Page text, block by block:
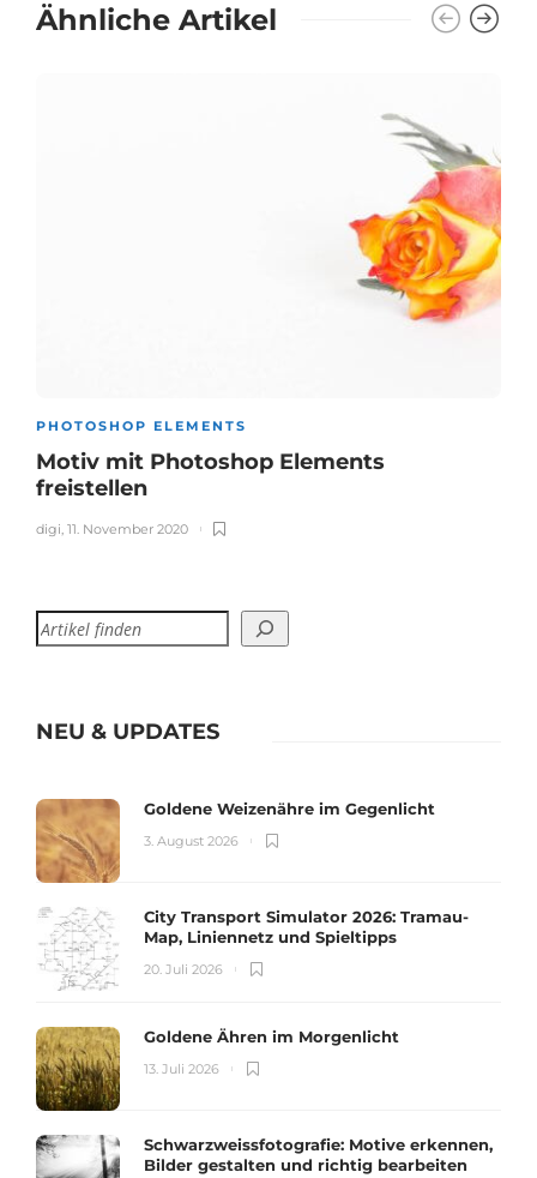
Ähnliche Artikel
PHOTOSHOP ELEMENTS
Motiv mit Photoshop Elements
freistellen
digi, 11. November 2020
NEU & UPDATES
Goldene Weizenähre im Gegenlicht
3. August 2026
City Transport Simulator 2026: Tramau-
Map, Liniennetz und Spieltipps
20. Juli 2026
Goldene Ähren im Morgenlicht
13. Juli 2026
Schwarzweissfotografie: Motive erkennen,
Bilder gestalten und richtig bearbeiten